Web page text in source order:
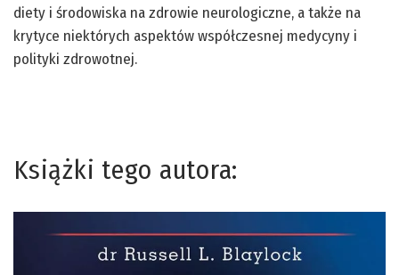
diety i środowiska na zdrowie neurologiczne, a także na
krytyce niektórych aspektów współczesnej medycyny i
polityki zdrowotnej.
Książki tego autora: